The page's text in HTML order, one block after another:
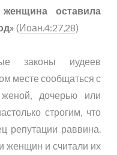
оставила
(Иоан.4:27,28)
законы иудеев
месте сообщаться с
дочерью или
строгим, что
репутации раввина.
женщин и считали их